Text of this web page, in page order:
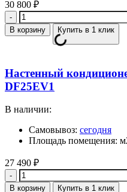
30 800 ₽
Количество
В корзину Купить в 1 клик
Настенный
DF25EV1
В наличии:
Самовывоз: сегодня
Площадь помещения:
27 490 ₽
Количество
В корзину Купить в 1 клик